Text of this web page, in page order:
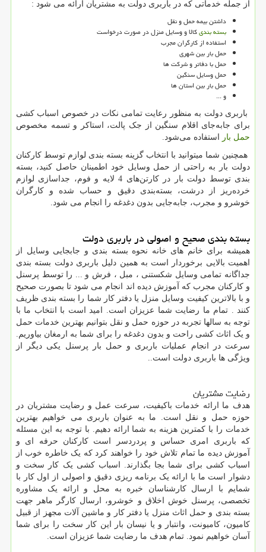
از جمله خدماتی که در باربری دولت به مشتریان ارائه می شود :
داشتن بیمه حمل و نقل
بسته بندیکالا و وسایل منزل در صورت درخواست
استفاده از کارگران مجرب
حمل بار بین شهری
حمل با دفاتر و شرکت ها
حمل وسایل سنگین
حمل بار بین استان ها
و ...
باربری دولت به منظور رعایت تمامی نکات در خصوص اسباب کشی
برای جابه‌جای اقلام سنگین از جک پالت، استاکر و تسمه مخصوص
حمل بار استفاده می‌شود.
همچنین شما میتوانید با انتخاب گزینه بسته بندی لوازم توسط کارکنان
دولت بار به راحتی از حمل وسایل خود اطمینان حاصل کنید، بسته
بندی توسط دولت بار در کارتن‌های 4 لایه و فوم، جداسازی لوازم
خرده‌ریز از درشت، بسته‌بندی دقیق و حساب شده و کارگران
خوشرو و مجرب، جابه‌جایی بدون دغدغه را انجام می شود.
بسته بندی صحیح و اصولی در باربری دولت
همیشه برای خانم های خانه نحوه بسته بندی و جابجایی وسایل از
اهمیت بالایی برخوردار است به همین دلیل باربری دولت بسته بندی
جداگانه تمامی وسایل شکستنی ، مبل ، فرش و ... را توسط پرسنل
و کارکنان مجرب که آموزش دیده اند انجام می شود تا بصورت صحیح
و با بالاترین کیفیت وسایل منزل یا دفتر کار شما را بسته بندی ظریف
کنند . تمام ما رضایت شما عزیزان است. امید است با انتخاب ما با
توجه به سالها تجربه در حوزه حمل و نقل بتوانیم بهترین خدمات حمل
و یک اثاث کشی راحت و بدون دغدغه را برای شما به ارمغان بیاوریم.
سرعت در انجام عملیات باربری و حمل بار پرسنل یکی دیگر از
ویژگی ها باربری دولت است..
رضایت مشتریان
هدف ما ارائه خدمات باکیفیت، سرعت عمل و رضایت مشتریان در
حوزه حمل و نقل است. ما به عنوان باربری می خواهیم بهترین
خدمات را با کمترین هزینه به شما ارائه دهیم. با توجه به این مسئله
که باربری امری حساس و پردردسر است کارکنان حرفه ای و
آموزش دیده ما تمام تلاش خود را خواهند کرد که یک خاطره خوب از
اسباب کشی برای شما بجا بگذارند. اسباب کشی یک کار سخت و
دشوار است ما با ارائه یک برنامه ریزی دقیق و اصولی از اول کار با
شمایم با ارسال کارشناسان خبره به محل و ارائه یک مشاوره
تخصصی، پرسنل خوش اخلاق و خوشرو، ارسال کارگر ماهر جهت
بسته بندی و حمل اثاث منزل یا دفتر کار و ماشین آلات مجهز از قبیل
کامیون، کامیونت، وانتبار و یا نیسان بار این کار سخت را برای شما
آسان خواهیم نمود. تمام هدف ما رضایت شما عزیزان است.